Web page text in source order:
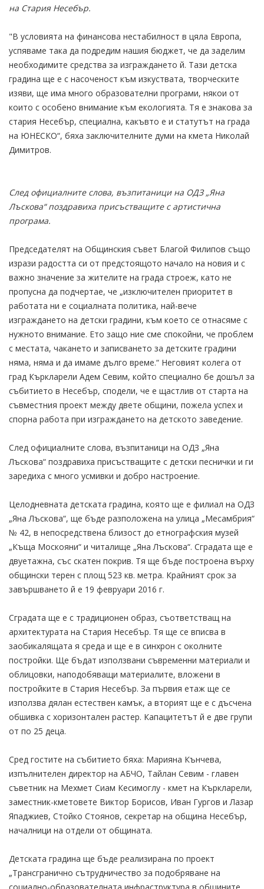
на Стария Несебър.
"В условията на финансова нестабилност в цяла Европа,
успяваме така да подредим нашия бюджет, че да заделим
необходимите средства за изграждането й. Тази детска
градина ще е с насоченост към изкуствата, творческите
изяви, ще има много образователни програми, някои от
които с особено внимание към екологията. Тя е знакова за
стария Несебър, специална, какъвто е и статутът на града
на ЮНЕСКО“, бяха заключителните думи на кмета Николай
Димитров.
След официалните слова, възпитаници на ОДЗ „Яна
Лъскова“ поздравиха присъстващите с артистична
програма.
Председателят на Общинския съвет Благой Филипов също
изрази радостта си от предстоящото начало на новия и с
важно значение за жителите на града строеж, като не
пропусна да подчертае, че „изключителен приоритет в
работата ни е социалната политика, най-вече
изграждането на детски градини, към което се отнасяме с
нужното внимание. Ето защо ние сме спокойни, че проблем
с местата, чакането и записването за детските градини
няма, няма и да имаме дълго време.“ Неговият колега от
град Къркларели Адем Севим, който специално бе дошъл за
събитието в Несебър, сподели, че е щастлив от старта на
съвместния проект между двете общини, пожела успех и
спорна работа при изграждането на детското заведение.
След официалните слова, възпитаници на ОДЗ „Яна
Лъскова“ поздравиха присъстващите с детски песнички и ги
заредиха с много усмивки и добро настроение.
Целодневната детската градина, която ще е филиал на ОДЗ
„Яна Лъскова“, ще бъде разположена на улица „Месамбрия“
№ 42, в непосредствена близост до етнографския музей
„Къща Москояни“ и читалище „Яна Лъскова“. Сградата ще е
двуетажна, със скатен покрив. Тя ще бъде построена върху
общински терен с площ 523 кв. метра. Крайният срок за
завършването й е 19 февруари 2016 г.
Сградата ще е с традиционен образ, съответстващ на
архитектурата на Стария Несебър. Тя ще се вписва в
заобикалящата я среда и ще е в синхрон с околните
постройки. Ще бъдат използвани съвременни материали и
облицовки, наподобяващи материалите, вложени в
постройките в Стария Несебър. За първия етаж ще се
използва дялан естествен камък, а вторият ще е с дъсчена
обшивка с хоризонтален растер. Капацитетът й е две групи
от по 25 деца.
Сред гостите на събитието бяха: Марияна Кънчева,
изпълнителен директор на АБЧО, Тайлан Севим - главен
съветник на Мехмет Сиам Кесимоглу - кмет на Къркларели,
заместник-кметовете Виктор Борисов, Иван Гургов и Лазар
Япаджиев, Стойко Стоянов, секретар на община Несебър,
началници на отдели от общината.
Детската градина ще бъде реализирана по проект
„Трансгранично сътрудничество за подобряване на